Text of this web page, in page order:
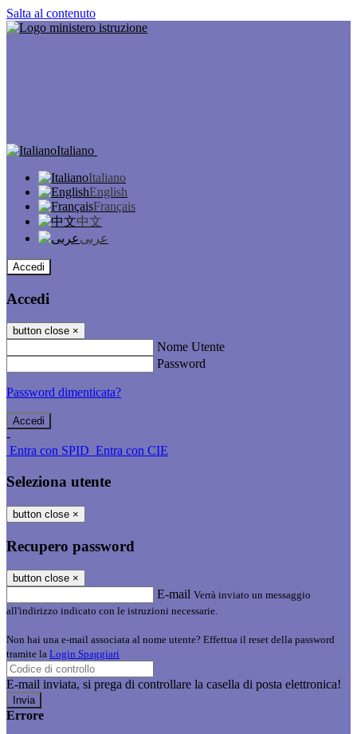
Salta al contenuto
Italiano
Italiano
English
Français
中文
عربى
Accedi
Accedi
button close ×
Nome Utente
Password
Password dimenticata?
-
Entra con SPID Entra con CIE
Seleziona utente
button close ×
Recupero password
button close ×
E-mail Verrà inviato un messaggio
all'indirizzo indicato con le istruzioni necessarie.
Non hai una e-mail associata al nome utente? Effettua il reset della password
tramite la Login Spaggiari
E-mail inviata, si prega di controllare la casella di posta elettronica!
Errore